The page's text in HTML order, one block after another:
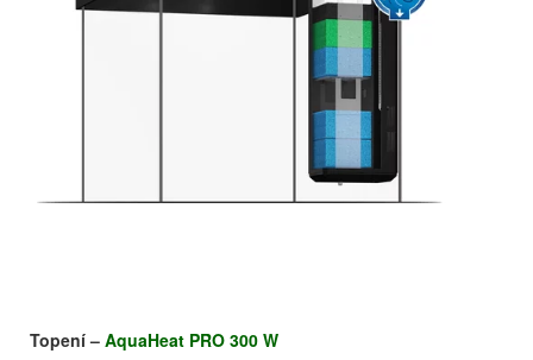
Topení – AquaHeat PRO 300 W